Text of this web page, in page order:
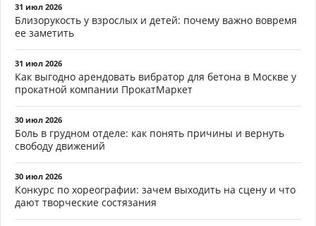
31 июл 2026
Близорукость у взрослых и детей: почему важно вовремя
ее заметить
31 июл 2026
Как выгодно арендовать вибратор для бетона в Москве у
прокатной компании ПрокатМаркет
30 июл 2026
Боль в грудном отделе: как понять причины и вернуть
свободу движений
30 июл 2026
Конкурс по хореографии: зачем выходить на сцену и что
дают творческие состязания